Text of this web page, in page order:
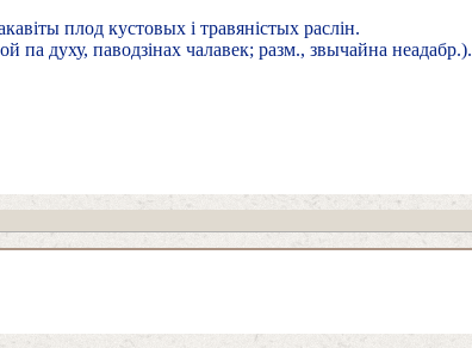
плод кустовых і травяністых раслін.
па духу, паводзінах чалавек; разм., звычайна неадабр.).